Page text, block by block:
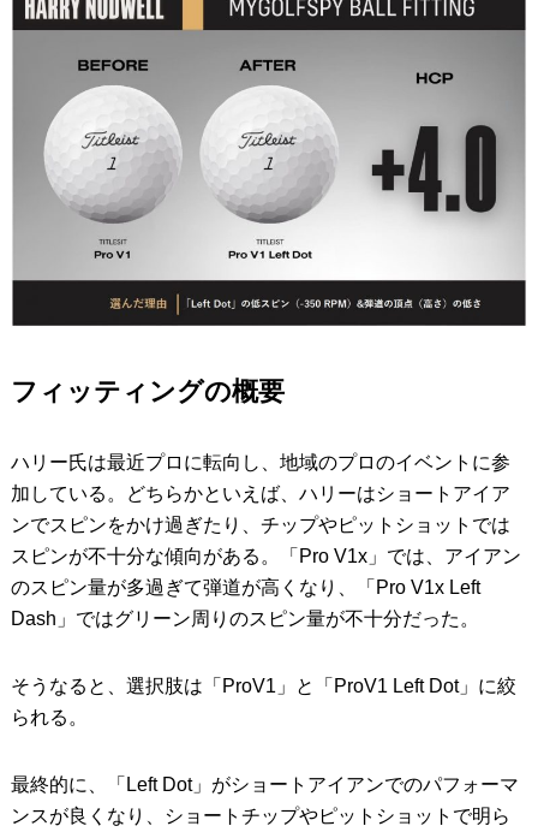
フィッティングの概要
ハリー氏は最近プロに転向し、地域のプロのイベントに参
加している。どちらかといえば、ハリーはショートアイア
ンでスピンをかけ過ぎたり、チップやピットショットでは
スピンが不十分な傾向がある。「Pro V1x」では、アイアン
のスピン量が多過ぎて弾道が高くなり、「Pro V1x Left
Dash」ではグリーン周りのスピン量が不十分だった。
そうなると、選択肢は「ProV1」と「ProV1 Left Dot」に絞
られる。
最終的に、「Left Dot」がショートアイアンでのパフォーマ
ンスが良くなり、ショートチップやピットショットで明ら